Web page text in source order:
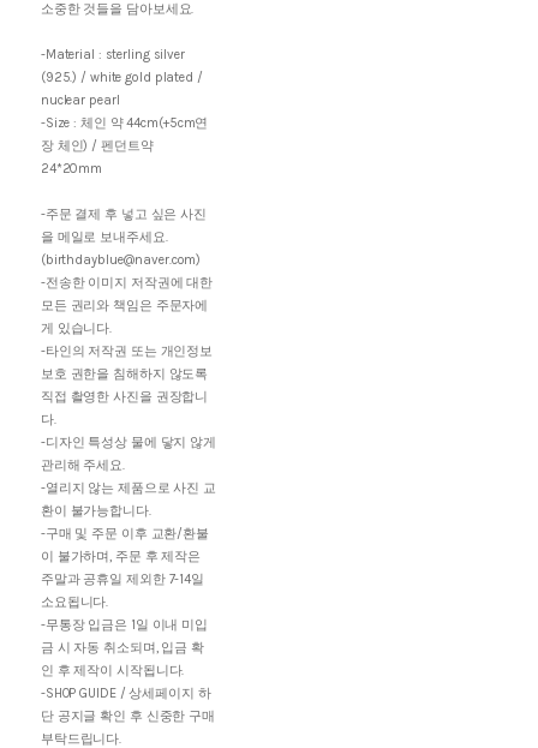
소중한 것들을 담아보세요.
-Material : sterling silver
(925.) / white gold plated /
nuclear pearl
-Size : 체인 약 44cm(+5cm연
장 체인) / 펜던트약
24*20mm
-주문 결제 후 넣고 싶은 사진
을 메일로 보내주세요.
(birthdayblue@naver.com)
-전송한 이미지 저작권에 대한
모든 권리와 책임은 주문자에
게 있습니다.
-타인의 저작권 또는 개인정보
보호 권한을 침해하지 않도록
직접 촬영한 사진을 권장합니
다.
-디자인 특성상 물에 닿지 않게
관리해 주세요.
-열리지 않는 제품으로 사진 교
환이 불가능합니다.
-구매 및 주문 이후 교환/환불
이 불가하며, 주문 후 제작은
주말과 공휴일 제외한 7-14일
소요됩니다.
-무통장 입금은 1일 이내 미입
금 시 자동 취소되며, 입금 확
인 후 제작이 시작됩니다.
-SHOP GUIDE / 상세페이지 하
단 공지글 확인 후 신중한 구매
부탁드립니다.